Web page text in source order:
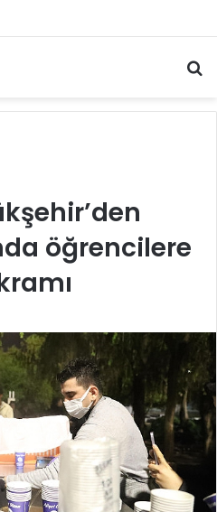
İçin Doğru Adres Neresi?
öğrencilere